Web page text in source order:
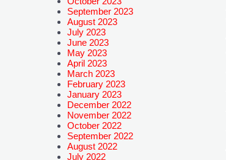
September 2023
August 2023
July 2023
June 2023
May 2023
April 2023
March 2023
February 2023
January 2023
December 2022
November 2022
October 2022
September 2022
August 2022
July 2022